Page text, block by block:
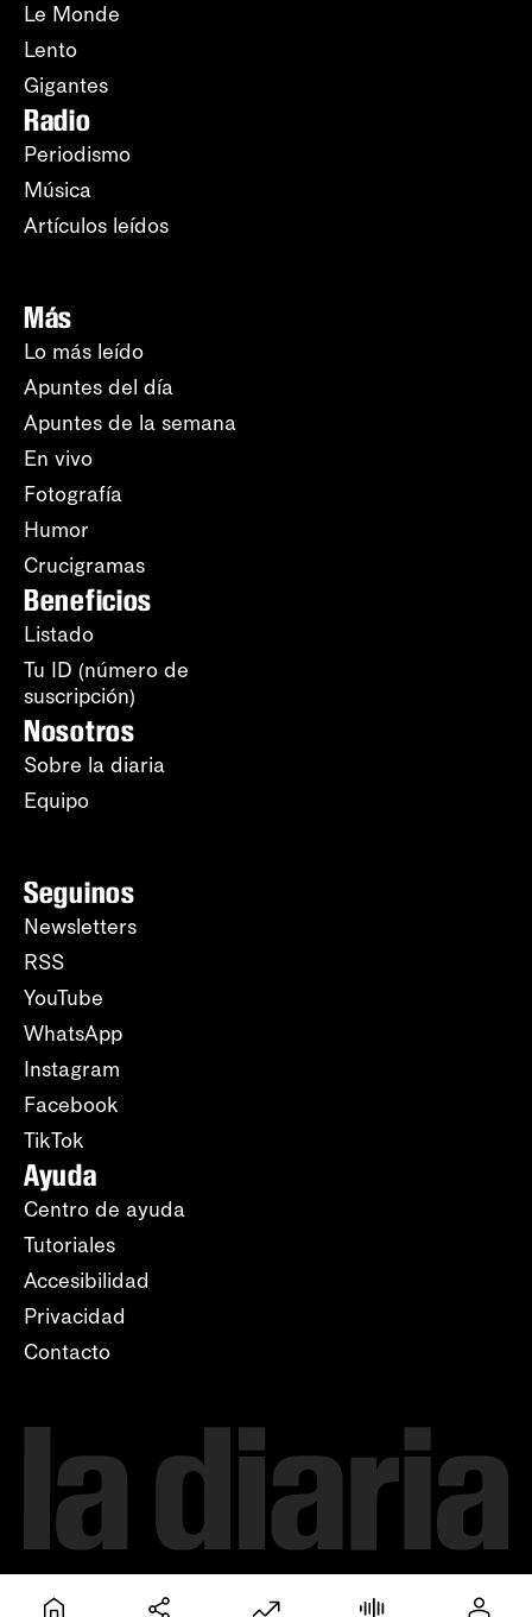
Le Monde
Lento
Gigantes
Radio
Periodismo
Música
Artículos leídos
Más
Lo más leído
Apuntes del día
Apuntes de la semana
En vivo
Fotografía
Humor
Crucigramas
Beneficios
Listado
Tu ID (número de
suscripción)
Nosotros
Sobre la diaria
Equipo
Seguinos
Newsletters
RSS
YouTube
WhatsApp
Instagram
Facebook
TikTok
Ayuda
Centro de ayuda
Tutoriales
Accesibilidad
Privacidad
Contacto